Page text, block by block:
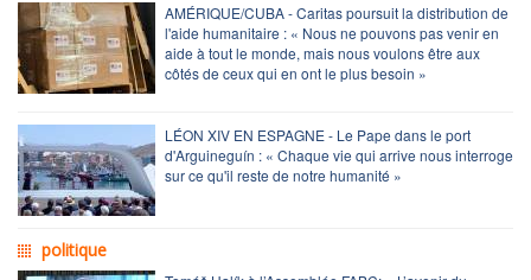
AMÉRIQUE/CUBA - Caritas poursuit la distribution de
l'aide humanitaire : « Nous ne pouvons pas venir en
aide à tout le monde, mais nous voulons être aux
côtés de ceux qui en ont le plus besoin »
LÉON XIV EN ESPAGNE - Le Pape dans le port
d'Arguineguín : « Chaque vie qui arrive nous interroge
sur ce qu'il reste de notre humanité »
politique